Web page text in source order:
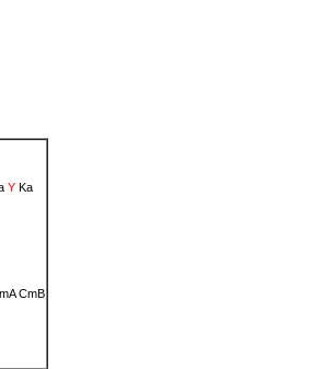
Y Ka
CmB